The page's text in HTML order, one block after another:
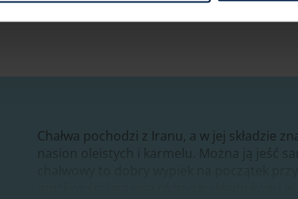
Chałwa pochodzi z Iranu, a w jej składzie
nasion oleistych i karmelu. Można ją jeść